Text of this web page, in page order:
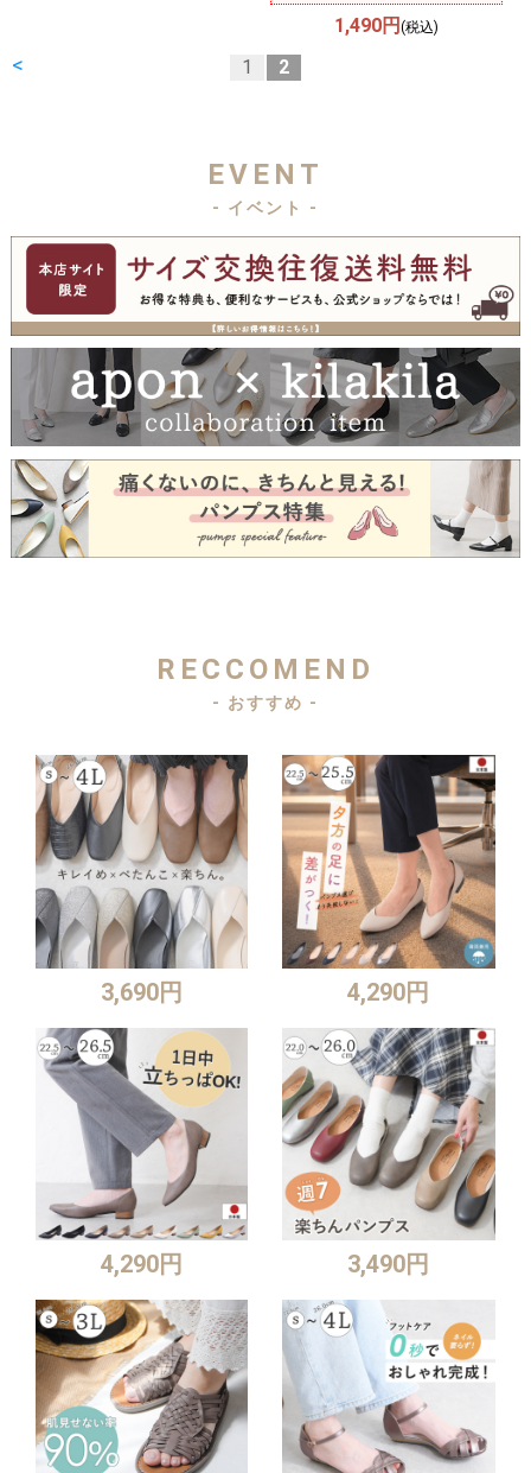
1,490円 (税込)
< 1 2
EVENT
- イベント -
RECCOMEND
- おすすめ -
3,690円 4,290円
4,290円 3,490円